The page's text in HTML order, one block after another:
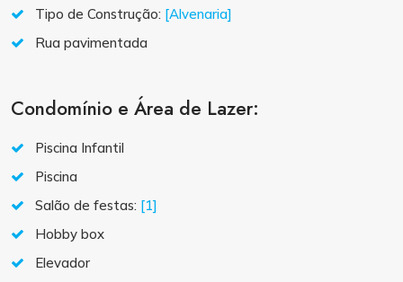
Tipo de Construção: [Alvenaria]
Rua pavimentada
Condomínio e Área de Lazer:
Piscina Infantil
Piscina
Salão de festas: [1]
Hobby box
Elevador